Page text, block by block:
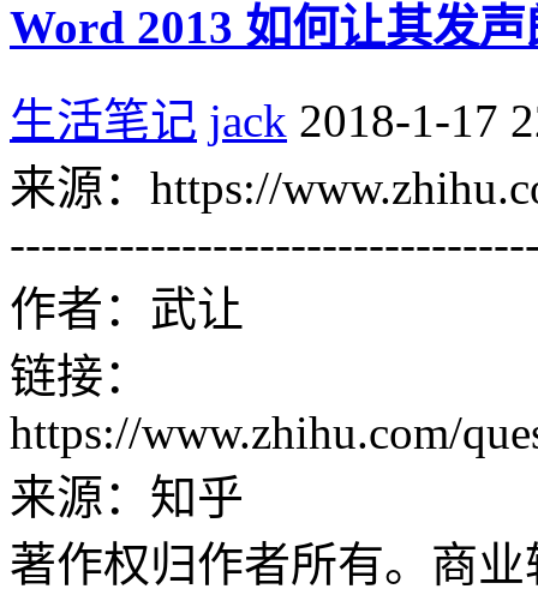
Word 2013 如何让其发
生活笔记 jack 2018-1-17
来源：https://
作者：武让
链接：
https://www.zhihu.com/
来源：知乎
著作权归作者所有。商